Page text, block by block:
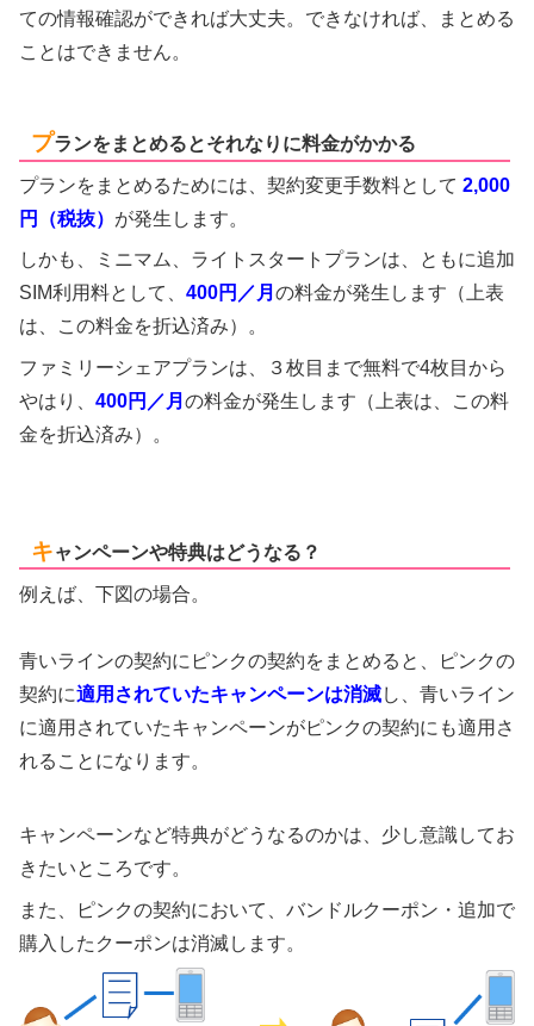
ての情報確認ができれば大丈夫。できなければ、まとめる
ことはできません。
プランをまとめるとそれなりに料金がかかる
プランをまとめるためには、契約変更手数料として 2,000
円（税抜） が発生します。
しかも、ミニマム、ライトスタートプランは、ともに追加
SIM利用料として、 400円／月 の料金が発生します（上表
は、この料金を折込済み）。
ファミリーシェアプランは、３枚目まで無料で4枚目から
やはり、 400円／月 の料金が発生します（上表は、この料
金を折込済み）。
キャンペーンや特典はどうなる？
例えば、下図の場合。
青いラインの契約にピンクの契約をまとめると、ピンクの
契約に適用されていたキャンペーンは消滅し、青いライン
に適用されていたキャンペーンがピンクの契約にも適用さ
れることになります。
キャンペーンなど特典がどうなるのかは、少し意識してお
きたいところです。
また、ピンクの契約において、バンドルクーポン・追加で
購入したクーポンは消滅します。